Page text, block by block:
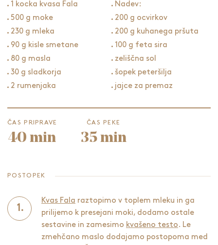
1 kocka kvasa Fala
500 g moke
230 g mleka
90 g kisle smetane
80 g masla
30 g sladkorja
2 rumenjaka
Nadev:
200 g ocvirkov
200 g kuhanega pršuta
100 g feta sira
zeliščna sol
šopek peteršilja
jajce za premaz
ČAS PRIPRAVE
40 min
ČAS PEKE
35 min
POSTOPEK
Kvas Fala raztopimo v toplem mleku in ga
prilijemo k presejani moki, dodamo ostale
sestavine in zamesimo kvašeno testo . Le
zmehčano maslo dodajamo postopoma med